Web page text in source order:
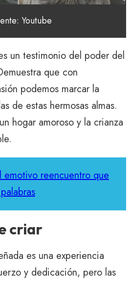
Youtube
un testimonio del poder del
que con
podemos marcar la
de estas hermosas almas.
hogar amoroso y la crianza
emotivo reencuentro que
criar
es una experiencia
y dedicación, pero las